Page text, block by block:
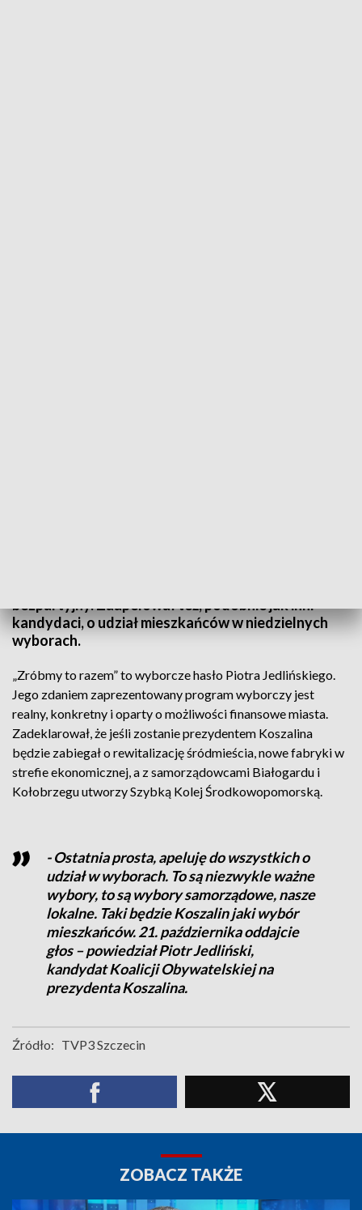
bezpartyjny. Zaapelował też, podobnie jak inni
kandydaci, o udział mieszkańców w niedzielnych
wyborach.
„Zróbmy to razem” to wyborcze hasło Piotra Jedlińskiego.
Jego zdaniem zaprezentowany program wyborczy jest
realny, konkretny i oparty o możliwości finansowe miasta.
Zadeklarował, że jeśli zostanie prezydentem Koszalina
będzie zabiegał o rewitalizację śródmieścia, nowe fabryki w
strefie ekonomicznej, a z samorządowcami Białogardu i
Kołobrzegu utworzy Szybką Kolej Środkowopomorską.
- Ostatnia prosta, apeluję do wszystkich o
udział w wyborach. To są niezwykle ważne
wybory, to są wybory samorządowe, nasze
lokalne. Taki będzie Koszalin jaki wybór
mieszkańców. 21. października oddajcie
głos – powiedział Piotr Jedliński,
kandydat Koalicji Obywatelskiej na
prezydenta Koszalina.
Źródło: TVP3 Szczecin
ZOBACZ TAKŻE